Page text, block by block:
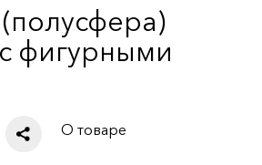
фигурными
О товаре